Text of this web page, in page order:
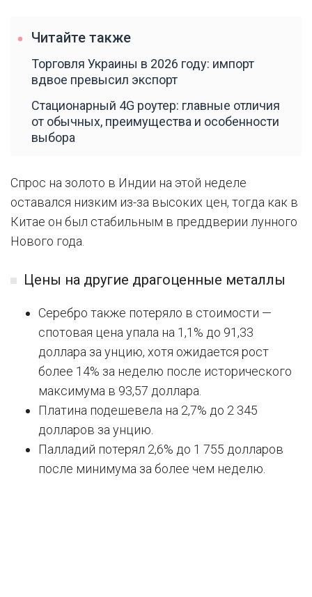
Читайте также
Торговля Украины в 2026 году: импорт
вдвое превысил экспорт
Стационарный 4G роутер: главные отличия
от обычных, преимущества и особенности
выбора
Спрос на золото в Индии на этой неделе
оставался низким из-за высоких цен, тогда как в
Китае он был стабильным в преддверии лунного
Нового года.
Цены на другие драгоценные металлы
Серебро также потеряло в стоимости —
спотовая цена упала на 1,1% до 91,33
доллара за унцию, хотя ожидается рост
более 14% за неделю после исторического
максимума в 93,57 доллара.
Платина подешевела на 2,7% до 2 345
долларов за унцию.
Палладий потерял 2,6% до 1 755 долларов
после минимума за более чем неделю.